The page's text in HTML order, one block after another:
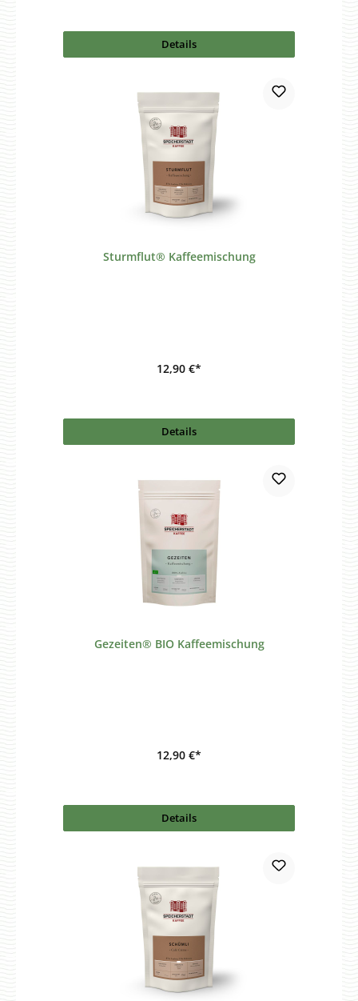
Details
Sturmflut® Kaffeemischung
12,90 €*
Details
Gezeiten® BIO Kaffeemischung
12,90 €*
Details